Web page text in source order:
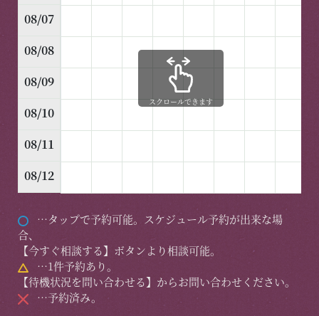
08/07
08/08
08/09
08/10
08/11
08/12
スクロールできます
…タップで予約可能。スケジュール予約が出来な場
合、
【今すぐ相談する】ボタンより相談可能。
…1件予約あり。
【待機状況を問い合わせる】からお問い合わせください。
…予約済み。